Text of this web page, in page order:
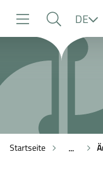
Navigation
Suche
Inhalt
DE
Startseite ...